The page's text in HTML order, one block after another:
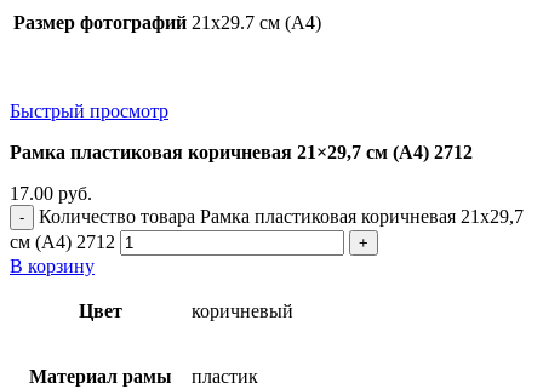
Размер фотографий 21х29.7 см (А4)
Быстрый просмотр
Рамка пластиковая коричневая 21×29,7 см (А4) 2712
17.00 руб.
Количество товара Рамка пластиковая коричневая 21x29,7
см (А4) 2712
В корзину
Цвет коричневый
Материал рамы пластик